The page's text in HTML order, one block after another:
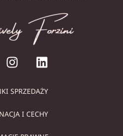
SPRZEDAŻY
I CECHY